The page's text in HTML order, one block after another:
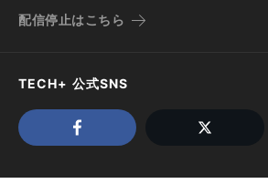
配信停止はこちら
TECH+ 公式SNS